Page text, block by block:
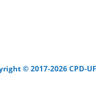
© 2017-2026 CPD-